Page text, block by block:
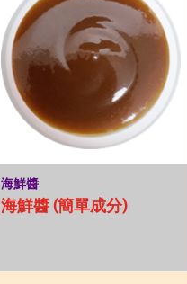
海鮮醬
海鮮醬 (簡單成分)